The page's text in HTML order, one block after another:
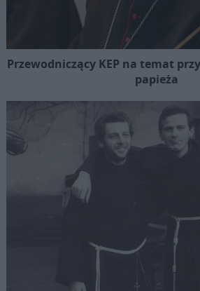
Przewodniczący KEP na temat
papieża